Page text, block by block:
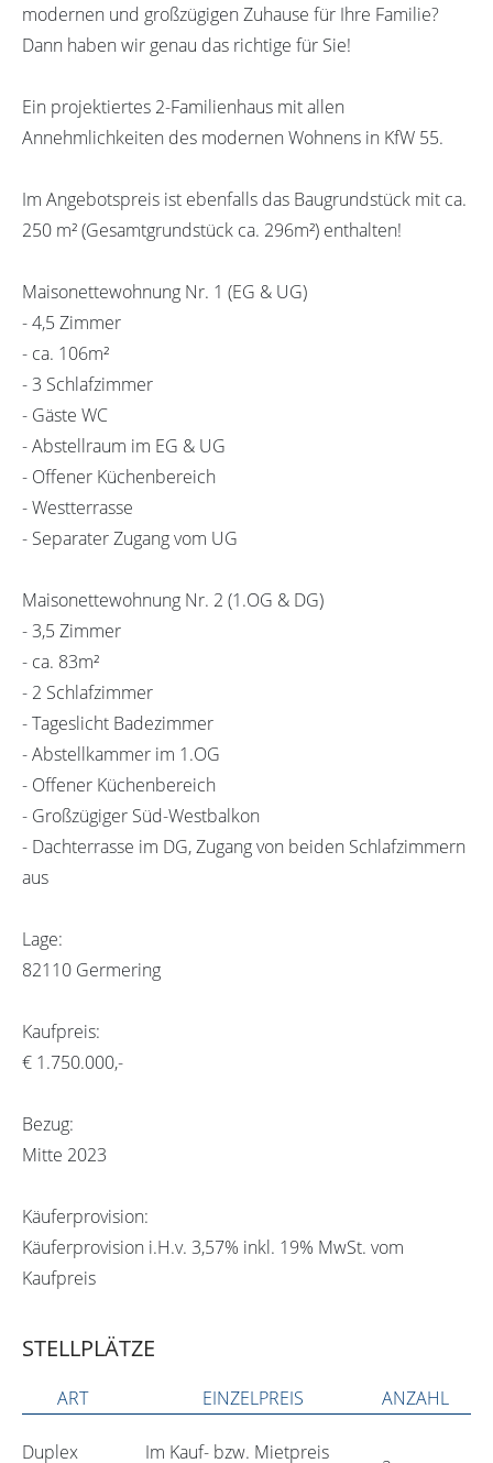
modernen und großzügigen Zuhause für Ihre Familie?
Dann haben wir genau das richtige für Sie!
Ein projektiertes 2-Familienhaus mit allen
Annehmlichkeiten des modernen Wohnens in KfW 55.
Im Angebotspreis ist ebenfalls das Baugrundstück mit ca.
250 m² (Gesamtgrundstück ca. 296m²) enthalten!
Maisonettewohnung Nr. 1 (EG & UG)
- 4,5 Zimmer
- ca. 106m²
- 3 Schlafzimmer
- Gäste WC
- Abstellraum im EG & UG
- Offener Küchenbereich
- Westterrasse
- Separater Zugang vom UG
Maisonettewohnung Nr. 2 (1.OG & DG)
- 3,5 Zimmer
- ca. 83m²
- 2 Schlafzimmer
- Tageslicht Badezimmer
- Abstellkammer im 1.OG
- Offener Küchenbereich
- Großzügiger Süd-Westbalkon
- Dachterrasse im DG, Zugang von beiden Schlafzimmern
aus
Lage:
82110 Germering
Kaufpreis:
€ 1.750.000,-
Bezug:
Mitte 2023
Käuferprovision:
Käuferprovision i.H.v. 3,57% inkl. 19% MwSt. vom
Kaufpreis
STELLPLÄTZE
ART EINZELPREIS ANZAHL
Duplex Im Kauf- bzw. Mietpreis